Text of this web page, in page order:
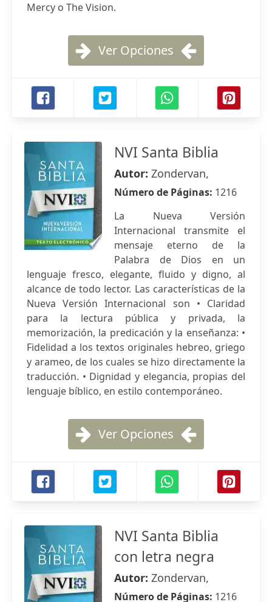
Mercy o The Vision.
Ver Opciones
NVI Santa Biblia
Autor: Zondervan,
Número de Páginas: 1216
La Nueva Versión
Internacional transmite el
mensaje eterno de la
Palabra de Dios en un
lenguaje fresco, elegante, fluido y digno, al
alcance de todo lector. Las características de la
Nueva Versión Internacional son • Claridad
para la lectura pública y privada, la
memorización, la predicación y la enseñanza: •
Fidelidad a los textos originales hebreo, griego
y arameo, de los cuales se hizo directamente la
traducción. • Dignidad y elegancia, propias del
lenguaje bíblico, en estilo contemporáneo.
Ver Opciones
NVI Santa Biblia
con letra negra
Autor: Zondervan,
Número de Páginas: 1216